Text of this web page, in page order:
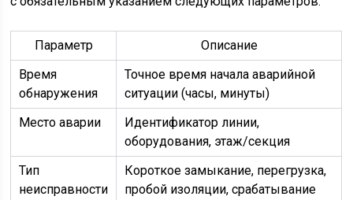
Параметр
Описание
Время
обнаружения
Точное время начала аварийной
ситуации (часы, минуты)
Место аварии
Идентификатор линии,
оборудования, этаж/секция
Тип
неисправности
Короткое замыкание, перегрузка,
пробой изоляции, срабатывание